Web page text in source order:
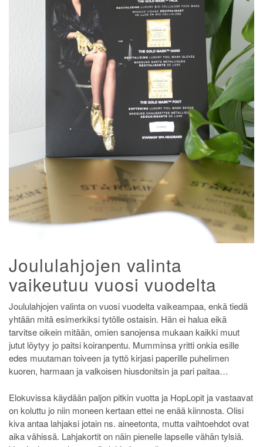
Joululahjojen valinta
vaikeutuu vuosi vuodelta
Joululahjojen valinta on vuosi vuodelta vaikeampaa, enkä tiedä
yhtään mitä esimerkiksi tytölle ostaisin. Hän ei halua eikä
tarvitse oikein mitään, omien sanojensa mukaan kaikki muut
jutut löytyy jo paitsi koiranpentu. Mumminsa yritti onkia esille
edes muutaman toiveen ja tyttö kirjasi paperille puhelimen
kuoren, harmaan ja valkoisen hiusdonitsin ja pari paitaa…
Elokuvissa käydään paljon pitkin vuotta ja HopLopit ja vastaavat
on koluttu jo niin moneen kertaan ettei ne enää kiinnosta. Olisi
kiva antaa lahjaksi jotain ns. aineetonta, mutta vaihtoehdot ovat
aika vähissä. Lahjakortit on näin pienelle lapselle vähän tylsiä.